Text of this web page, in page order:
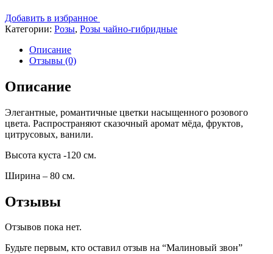
Добавить в избранное
Категории: Розы, Розы чайно-гибридные
Описание
Отзывы (0)
Описание
Элегантные, романтичные цветки насыщенного розового
цвета. Распространяют сказочный аромат мёда, фруктов,
цитрусовых, ванили.
Высота куста -120 см.
Ширина – 80 см.
Отзывы
Отзывов пока нет.
Будьте первым, кто оставил отзыв на “Малиновый звон”